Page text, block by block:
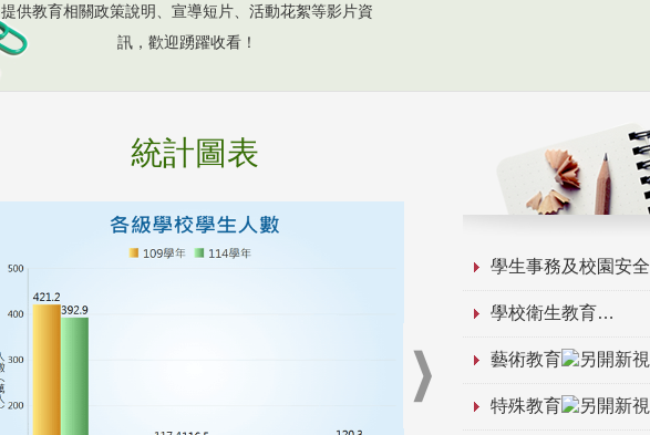
提供教育相關政策說明、宣導短片、活動花絮等影片資
訊，歡迎踴躍收看！
統計圖表
學生事務及校園安全
學校衛生教育
藝術教育
特殊教育